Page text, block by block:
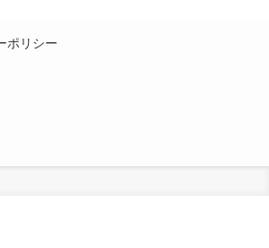
ポリシー